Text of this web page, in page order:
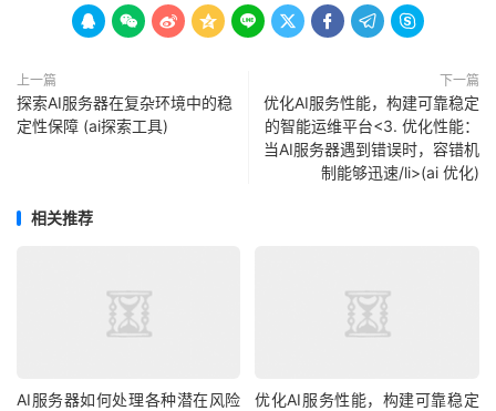
        
上一篇
探索AI服务器在复杂环境中的稳
定性保障 (ai探索工具)
下一篇
优化AI服务性能，构建可靠稳定
的智能运维平台<3. 优化性能：
当AI服务器遇到错误时，容错机
制能够迅速/li>(ai 优化)
相关推荐
AI服务器如何处理各种潜在风险
优化AI服务性能，构建可靠稳定